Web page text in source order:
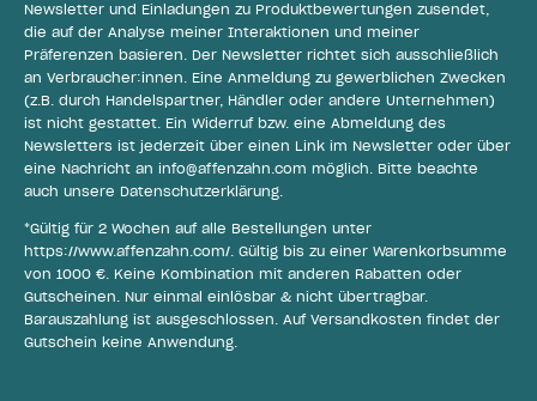
Newsletter und Einladungen zu Produktbewertungen zusendet,
die auf der Analyse meiner Interaktionen und meiner
Präferenzen basieren. Der Newsletter richtet sich ausschließlich
an Verbraucher:innen. Eine Anmeldung zu gewerblichen Zwecken
(z.B. durch Handelspartner, Händler oder andere Unternehmen)
ist nicht gestattet. Ein Widerruf bzw. eine Abmeldung des
Newsletters ist jederzeit über einen Link im Newsletter oder über
eine Nachricht an info@affenzahn.com möglich. Bitte beachte
auch unsere Datenschutzerklärung.
*Gültig für 2 Wochen auf alle Bestellungen unter
https://www.affenzahn.com/. Gültig bis zu einer Warenkorbsumme
von 1000 €. Keine Kombination mit anderen Rabatten oder
Gutscheinen. Nur einmal einlösbar & nicht übertragbar.
Barauszahlung ist ausgeschlossen. Auf Versandkosten findet der
Gutschein keine Anwendung.